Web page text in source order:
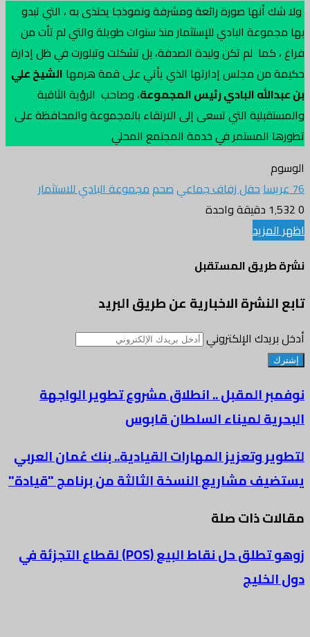
ولا شك أنها صورة رائعة ومشرفة ونموذجا يحتذى به ، التي تبدو
بها مجموعة البادي للإستثمار منذ سنوات طويلة والتي لم تأت من
فراغ ، كما لم تكن وليدة الصدفة، بل تشكلت وتبلورت في ظل إدارة
حكيمة من مجلس إدارتها الذي يأتي على قمة هرمها الشيخ علي
بن عبدالله البادي رئيس المجموعة، وصاحب الرؤية الثاقبة
والمستقبلية التي تسعى إلى الارتقاء بالمجموعة والمحافظة على
تطورها المستمر في خدمة المجتمع المحلي
الوسوم
76 عريسا
حفل زفاف جماعيصحممجموعة البادي للاستثمار
0
دقيقة واحدة
اظهر المزيد
نشرة طريق المستقبل
تابع النشرة الاخبارية عن طريق البريد
أدخل بريدك الإلكتروني
نوفمبر المقبل .. انطلاق مشروع تطوير الواجهة
البحرية لميناء السلطان قابوس
لتطوير وتعزيز المهارات القيادية.. بنك عُمان العربي
يستضيف مشاريع النسخة الثالثة من برنامج "قيادة"
مقالات ذات صلة
زوهو تطلق حل نقاط البيع (POS) لقطاع التجزئة في
دول الخليج